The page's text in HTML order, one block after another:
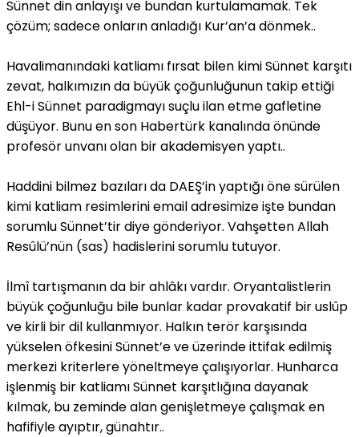
Sünnet din anlayışı ve bundan kurtulamamak. Tek
çözüm; sadece onların anladığı Kur’an’a dönmek..
Havalimanındaki katliamı fırsat bilen kimi Sünnet karşıtı
zevat, halkımızın da büyük çoğunluğunun takip ettiği
Ehl-i Sünnet paradigmayı suçlu ilan etme gafletine
düşüyor. Bunu en son Habertürk kanalında önünde
profesör unvanı olan bir akademisyen yaptı..
Haddini bilmez bazıları da DAEŞ’in yaptığı öne sürülen
kimi katliam resimlerini email adresimize işte bundan
sorumlu Sünnet’tir diye gönderiyor. Vahşetten Allah
Resûlü’nün (sas) hadislerini sorumlu tutuyor.
İlmî tartışmanın da bir ahlâkı vardır. Oryantalistlerin
büyük çoğunluğu bile bunlar kadar provakatif bir uslûp
ve kirli bir dil kullanmıyor. Halkın terör karşısında
yükselen öfkesini Sünnet’e ve üzerinde ittifak edilmiş
merkezi kriterlere yöneltmeye çalışıyorlar. Hunharca
işlenmiş bir katliamı Sünnet karşıtlığına dayanak
kılmak, bu zeminde alan genişletmeye çalışmak en
hafifiyle ayıptır, günahtır..